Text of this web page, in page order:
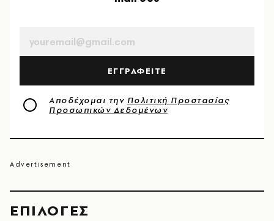
EΠΙΛΟΓΈΣ
ΕΓΓΡΑΦΕΙΤΕ
Αποδέχομαι την Πολιτική Προστασίας
Προσωπικών Δεδομένων